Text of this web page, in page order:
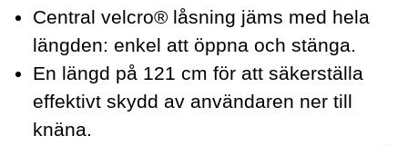
Central velcro® låsning jäms med hela
längden: enkel att öppna och stänga.
En längd på 121 cm för att säkerställa
effektivt skydd av användaren ner till
knäna.